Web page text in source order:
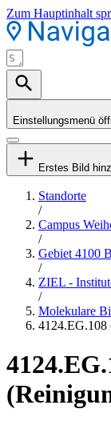
Zum Hauptinhalt
Einstellungsmenü
Erstes Bild
Standorte
/
Campus
/
Gebiet 4100
/
ZIEL -
/
Molekulare
4124.EG.108